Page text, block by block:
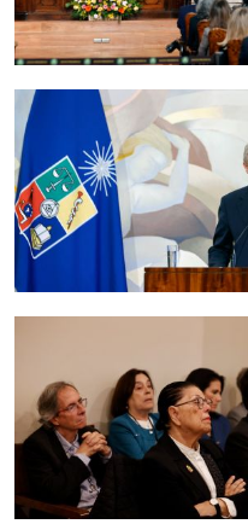
Zoom